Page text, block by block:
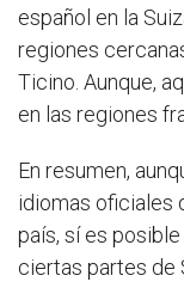
español en la
regiones
Ticino. Aunque,
en las regiones
En resumen,
idiomas oficiales
país, sí es
ciertas partes de